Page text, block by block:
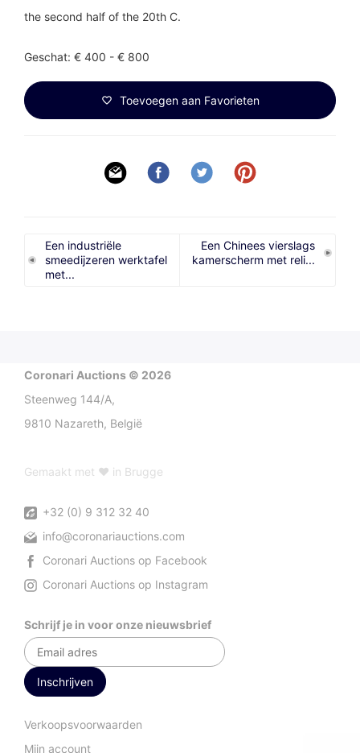
the second half of the 20th C.
Geschat: € 400 - € 800
Toevoegen aan Favorieten
Een industriële
smeedijzeren werktafel
met...
Een Chinees vierslags
kamerscherm met reli...
Coronari Auctions © 2026
Steenweg 144/A,
9810 Nazareth, België
Gemaakt met ♥ in Brugge
+32 (0) 9 312 32 40
info@coronariauctions.com
Coronari Auctions op Facebook
Coronari Auctions op Instagram
Schrijf je in voor onze nieuwsbrief
Verkoopsvoorwaarden
Mijn account